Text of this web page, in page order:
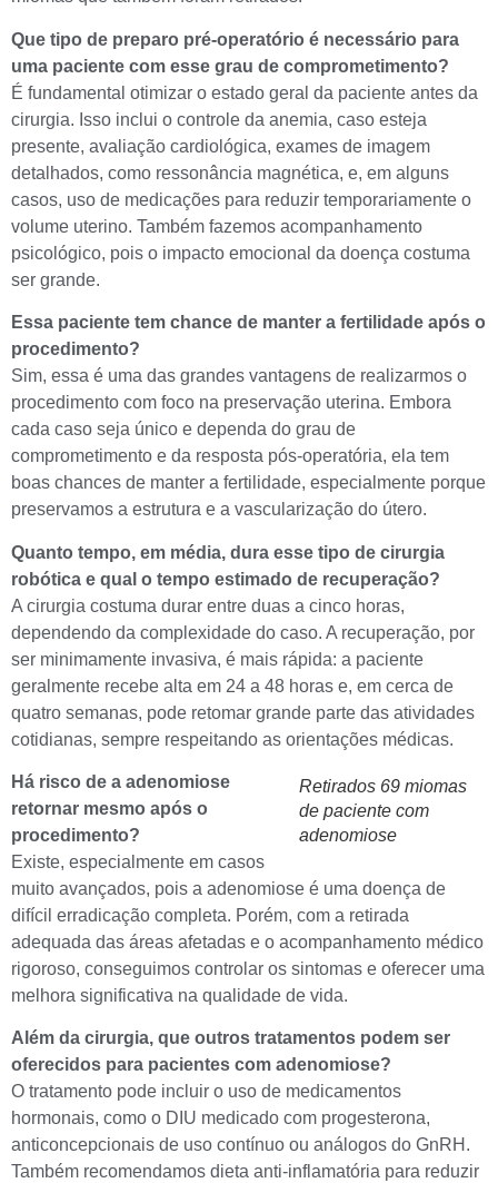
Que tipo de preparo pré-operatório é necessário para
uma paciente com esse grau de comprometimento?
É fundamental otimizar o estado geral da paciente antes da
cirurgia. Isso inclui o controle da anemia, caso esteja
presente, avaliação cardiológica, exames de imagem
detalhados, como ressonância magnética, e, em alguns
casos, uso de medicações para reduzir temporariamente o
volume uterino. Também fazemos acompanhamento
psicológico, pois o impacto emocional da doença costuma
ser grande.
Essa paciente tem chance de manter a fertilidade após o
procedimento?
Sim, essa é uma das grandes vantagens de realizarmos o
procedimento com foco na preservação uterina. Embora
cada caso seja único e dependa do grau de
comprometimento e da resposta pós-operatória, ela tem
boas chances de manter a fertilidade, especialmente porque
preservamos a estrutura e a vascularização do útero.
Quanto tempo, em média, dura esse tipo de cirurgia
robótica e qual o tempo estimado de recuperação?
A cirurgia costuma durar entre duas a cinco horas,
dependendo da complexidade do caso. A recuperação, por
ser minimamente invasiva, é mais rápida: a paciente
geralmente recebe alta em 24 a 48 horas e, em cerca de
quatro semanas, pode retomar grande parte das atividades
cotidianas, sempre respeitando as orientações médicas.
Retirados 69 miomas
de paciente com
adenomiose
Há risco de a adenomiose
retornar mesmo após o
procedimento?
Existe, especialmente em casos
muito avançados, pois a adenomiose é uma doença de
difícil erradicação completa. Porém, com a retirada
adequada das áreas afetadas e o acompanhamento médico
rigoroso, conseguimos controlar os sintomas e oferecer uma
melhora significativa na qualidade de vida.
Além da cirurgia, que outros tratamentos podem ser
oferecidos para pacientes com adenomiose?
O tratamento pode incluir o uso de medicamentos
hormonais, como o DIU medicado com progesterona,
anticoncepcionais de uso contínuo ou análogos do GnRH.
Também recomendamos dieta anti-inflamatória para reduzir